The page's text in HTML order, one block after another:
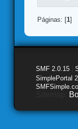
Páginas: [1]
SMF 2.0.15
SimplePortal